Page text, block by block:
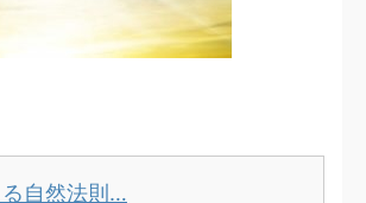
自然法則…